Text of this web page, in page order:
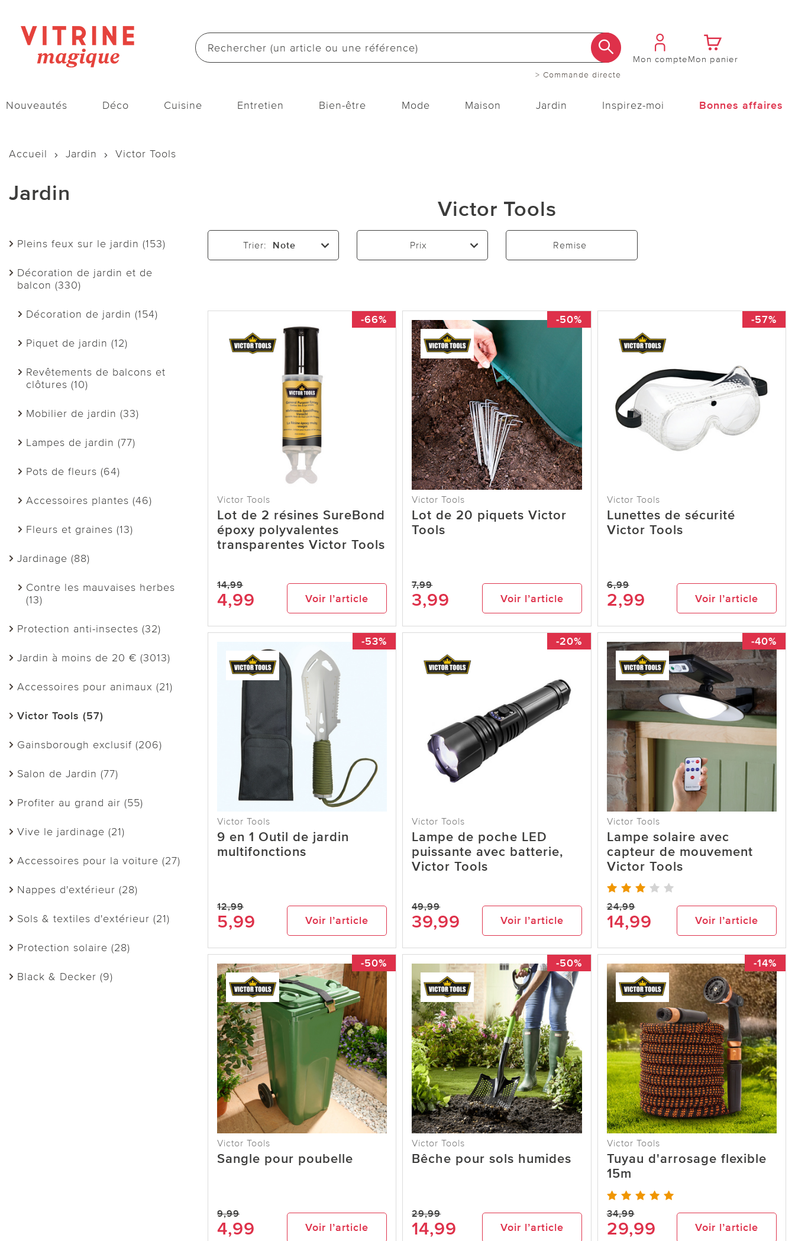
> Commande directe
Mon compteMon panier
Nouveautés Déco Cuisine Entretien Bien-être Mode Maison Jardin Inspirez-moi Bonnes affaires
Accueil Jardin Victor Tools
Jardin
Pleins feux sur le jardin (153)
Décoration de jardin et de
balcon (330)
Décoration de jardin (154)
Piquet de jardin (12)
Revêtements de balcons et
clôtures (10)
Mobilier de jardin (33)
Lampes de jardin (77)
Pots de fleurs (64)
Accessoires plantes (46)
Fleurs et graines (13)
Jardinage (88)
Contre les mauvaises herbes
(13)
Protection anti-insectes (32)
Jardin à moins de 20 € (3013)
Accessoires pour animaux (21)
Victor Tools (57)
Gainsborough exclusif (206)
Salon de Jardin (77)
Profiter au grand air (55)
Vive le jardinage (21)
Accessoires pour la voiture (27)
Nappes d'extérieur (28)
Sols & textiles d'extérieur (21)
Protection solaire (28)
Black & Decker (9)
Victor Tools
Trier: Note Prix Remise
-66%
Victor Tools
Lot de 2 résines SureBond
époxy polyvalentes
transparentes Victor Tools
14,99
4,99 Voir l’article
-50%
Victor Tools
Lot de 20 piquets Victor
Tools
7,99
3,99 Voir l’article
-57%
Victor Tools
Lunettes de sécurité
Victor Tools
6,99
2,99 Voir l’article
-53%
Victor Tools
9 en 1 Outil de jardin
multifonctions
12,99
5,99 Voir l’article
-20%
Victor Tools
Lampe de poche LED
puissante avec batterie,
Victor Tools
49,99
39,99 Voir l’article
-40%
Victor Tools
Lampe solaire avec
capteur de mouvement
Victor Tools
24,99
14,99 Voir l’article
-50%
Victor Tools
Sangle pour poubelle
9,99
4,99 Voir l’article
-50%
Victor Tools
Bêche pour sols humides
29,99
14,99 Voir l’article
-14%
Victor Tools
Tuyau d'arrosage flexible
15m
34,99
29,99 Voir l’article